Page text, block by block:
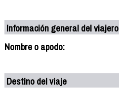
Información general del viajero
Nombre o apodo:
Destino del viaje